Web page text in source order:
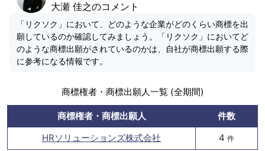
大瀬 佳之のコメント
「リクソク」において、どのような企業がどのくらい商標を出
願しているのか確認してみましょう。「リクソク」においてど
のような商標出願がされているのかは、自社が商標出願する際
に参考になる情報です。
商標権者・商標出願人一覧 (全期間)
商標権者・商標出願人
件数
HRソリューションズ株式会社
4 件